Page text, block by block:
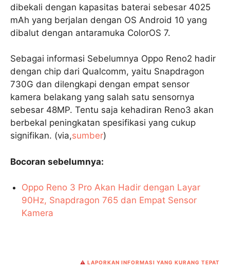
dibekali dengan kapasitas baterai sebesar 4025
mAh yang berjalan dengan OS Android 10 yang
dibalut dengan antaramuka ColorOS 7.
Sebagai informasi Sebelumnya Oppo Reno2 hadir
dengan chip dari Qualcomm, yaitu Snapdragon
730G dan dilengkapi dengan empat sensor
kamera belakang yang salah satu sensornya
sebesar 48MP. Tentu saja kehadiran Reno3 akan
berbekal peningkatan spesifikasi yang cukup
signifikan. (via,sumber)
Bocoran sebelumnya:
Oppo Reno 3 Pro Akan Hadir dengan Layar
90Hz, Snapdragon 765 dan Empat Sensor
Kamera
⚠️ LAPORKAN INFORMASI YANG KURANG TEPAT